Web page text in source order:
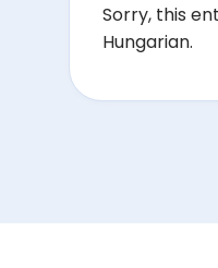
Sorry, this
Hungarian.